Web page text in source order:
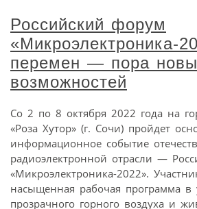
Российский форум
«Микроэлектроника-
перемен — пора
возможностей
Со 2 по 8 октября 2022 года на
«Роза Хутор» (г. Сочи) пройдет
информационное событие
радиоэлектронной отрасли —
«Микроэлектроника-2022».
насыщенная рабочая программа в
прозрачного горного воздуха и